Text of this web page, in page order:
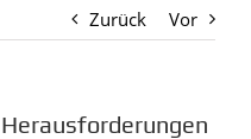
Zurück Vor